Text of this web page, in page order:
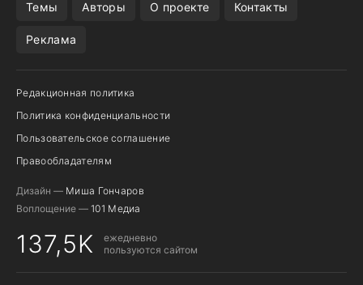
Темы Авторы О проекте Контакты
Реклама
Редакционная политика
Политика конфиденциальности
Пользовательское соглашение
Правообладателям
Дизайн — Миша Гончаров
Воплощение — 101 Медиа
137,5K
ежедневно
пользуются сайтом